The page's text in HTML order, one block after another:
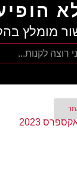
מומלץ
2023